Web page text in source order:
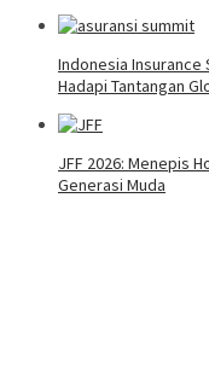
Indonesia Insurance
Hadapi Tantangan
JFF 2026: Menepis
Generasi Muda